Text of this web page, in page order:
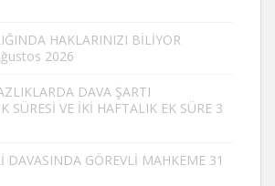
HAKLARINIZI BİLİYOR
2026
DAVA ŞARTI
SÜRESİ VE İKİ HAFTALIK EK SÜRE 3
DAVASINDA GÖREVLİ MAHKEME 31